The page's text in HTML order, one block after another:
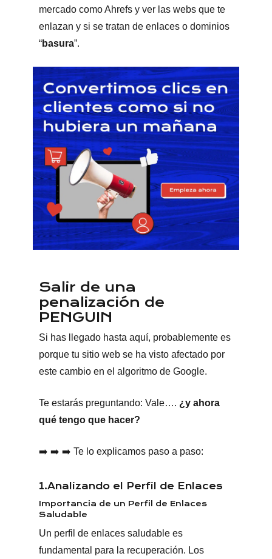
mercado como Ahrefs y ver las webs que te
enlazan y si se tratan de enlaces o dominios
“basura”.
Salir de una
penalización de
PENGUIN
Si has llegado hasta aquí, probablemente es
porque tu sitio web se ha visto afectado por
este cambio en el algoritmo de Google.
Te estarás preguntando: Vale…. ¿y ahora
qué tengo que hacer?
➡️ ➡️ ➡️ Te lo explicamos paso a paso:
1.Analizando el Perfil de Enlaces
Importancia de un Perfil de Enlaces
Saludable
Un perfil de enlaces saludable es
fundamental para la recuperación. Los